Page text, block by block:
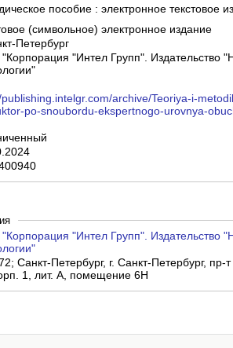
пособие : электронное текстовое
(символьное) электронное издание
Петербург
"Интел Групп". Издательство
archive/Teoriya-i-
po-snoubordu-ekspertnogo-urovnya-
"Интел Групп". Издательство
Санкт-Петербург, г. Санкт-Петербург, пр-
1, лит. А, помещение 6Н